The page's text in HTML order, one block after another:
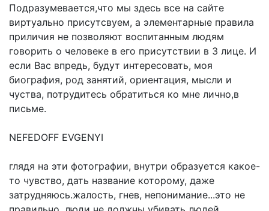
Подразумевается,что мы здесь все на сайте
виртуально присутсвуем, а элементарные правила
приличия не позволяют воспитанным людям
говорить о человеке в его присутствии в 3 лице. И
если Вас впредь, будут интересовать, моя
биография, род занятий, ориентация, мысли и
чуства, потрудитесь обратиться ко мне лично,в
письме.
NEFEDOFF EVGENYI
глядя на эти фотографии, внутри образуется какое-
то чувство, дать название которому, даже
затрудняюсь.жалость, гнев, непонимание...это не